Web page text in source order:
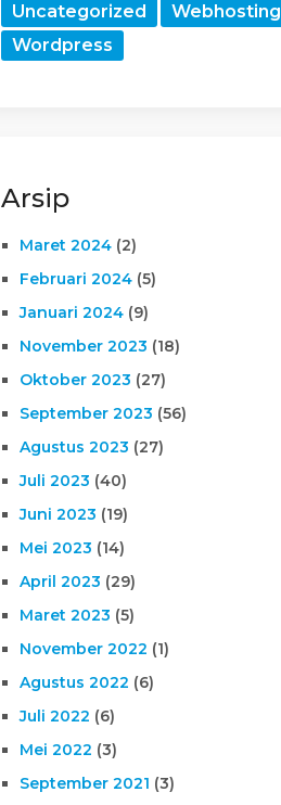
Uncategorized
Webhosting
Wordpress
Arsip
Maret 2024 (2)
Februari 2024 (5)
Januari 2024 (9)
November 2023 (18)
Oktober 2023 (27)
September 2023 (56)
Agustus 2023 (27)
Juli 2023 (40)
Juni 2023 (19)
Mei 2023 (14)
April 2023 (29)
Maret 2023 (5)
November 2022 (1)
Agustus 2022 (6)
Juli 2022 (6)
Mei 2022 (3)
September 2021 (3)